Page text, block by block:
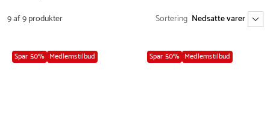
9 af 9 produkter Sortering
Spar 50% Medlemstilbud Spar 50% Medlemstilbud